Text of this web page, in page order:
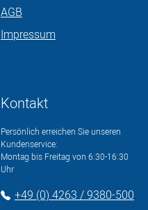
AGB
Impressum
Kontakt
Persönlich erreichen Sie unseren
Kundenservice:
Montag bis Freitag von 6:30-16:30
Uhr
+49 (0) 4263 / 9380-500